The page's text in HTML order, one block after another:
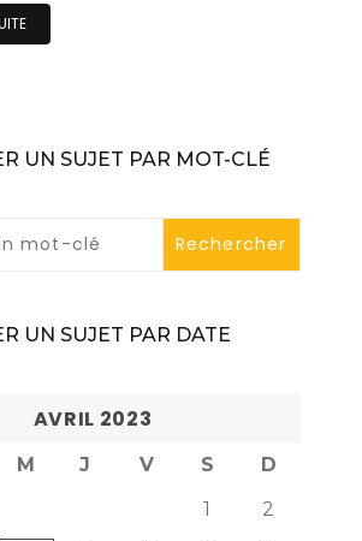
UN SUJET PAR MOT-CLÉ
UN SUJET PAR DATE
AVRIL 2023
M J V S
D
1
2